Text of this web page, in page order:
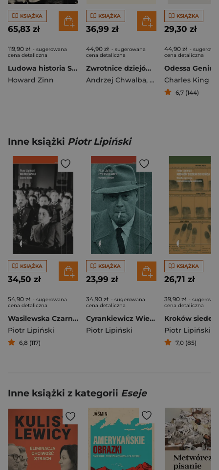
KSIĄŻKA
65,83 zł
119,90 zł - sugerowana
cena detaliczna
Ludowa historia Stanów Zjednoczonych. Od roku 1492 do dziś wyd. 2
Howard Zinn
KSIĄŻKA
36,99 zł
44,90 zł - sugerowana
cena detaliczna
Zwrotnice dziejów Alternatywne historie Polski
Andrzej Chwalba, Wojciech Harpula
KSIĄŻKA
29,30 zł
44,90 zł -
cena detaliczna
Charles King
6,7 (144)
Inne książki Piotr Lipiński
KSIĄŻKA
34,50 zł
54,90 zł - sugerowana
cena detaliczna
Wasilewska Czarno-biała
Piotr Lipiński
6,8 (117)
KSIĄŻKA
23,99 zł
34,90 zł - sugerowana
cena detaliczna
Cyrankiewicz Wieczny premier
Piotr Lipiński
KSIĄŻKA
26,71 zł
39,90 zł -
cena detaliczna
Piotr Lipiński
7,0 (85)
Inne książki z kategorii Eseje